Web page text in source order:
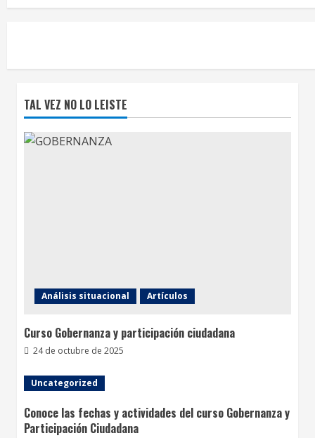
TAL VEZ NO LO LEISTE
Análisis situacional Artículos
Curso Gobernanza y participación ciudadana
24 de octubre de 2025
Uncategorized
Conoce las fechas y actividades del curso Gobernanza y
Participación Ciudadana